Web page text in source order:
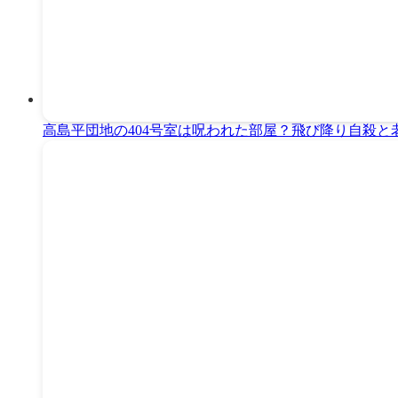
高島平団地の404号室は呪われた部屋？飛び降り自殺と